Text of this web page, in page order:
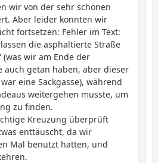
wir von der sehr schönen
Aber leider konnten wir
fortsetzen: Fehler im Text:
die asphaltierte Straße
(was wir am Ende der
auch getan haben, aber dieser
eine Sackgasse), während
weitergehen musste, um
zu finden.
Kreuzung überprüft
enttäuscht, da wir
Mal benutzt hatten, und